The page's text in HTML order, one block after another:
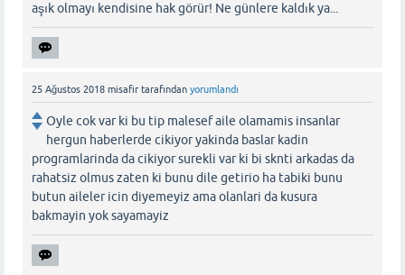
aşık olmayı kendisine hak görür! Ne günlere kaldık ya...
25 Ağustos 2018 misafir tarafından yorumlandı
Oyle cok var ki bu tip malesef aile olamamis insanlar
hergun haberlerde cikiyor yakinda baslar kadin
programlarinda da cikiyor surekli var ki bi sknti arkadas da
rahatsiz olmus zaten ki bunu dile getirio ha tabiki bunu
butun aileler icin diyemeyiz ama olanlari da kusura
bakmayin yok sayamayiz